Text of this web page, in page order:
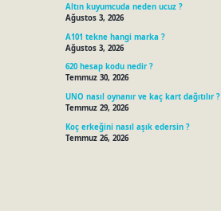
Altın kuyumcuda neden ucuz ?
Ağustos 3, 2026
A101 tekne hangi marka ?
Ağustos 3, 2026
620 hesap kodu nedir ?
Temmuz 30, 2026
UNO nasıl oynanır ve kaç kart dağıtılır ?
Temmuz 29, 2026
Koç erkeğini nasıl aşık edersin ?
Temmuz 26, 2026